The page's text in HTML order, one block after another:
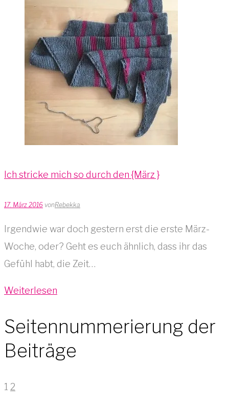
Ich stricke mich so durch den {März }
17. März 2016 vonRebekka
Irgendwie war doch gestern erst die erste März-
Woche, oder? Geht es euch ähnlich, dass ihr das
Gefühl habt, die Zeit…
Weiterlesen
Seitennummerierung der
Beiträge
1 2